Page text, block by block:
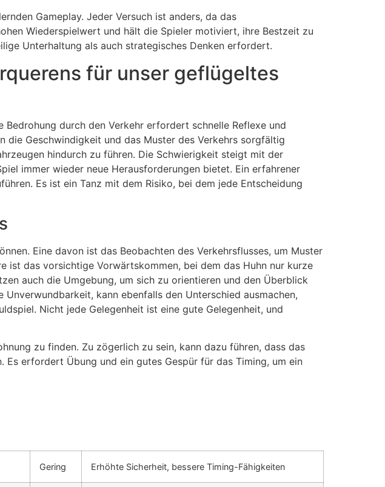
Gameplay. Jeder Versuch ist anders, da das
Wiederspielwert und hält die Spieler motiviert, ihre Bestzeit zu
Unterhaltung als auch strategisches Denken erfordert.
für unser geflügeltes
durch den Verkehr erfordert schnelle Reflexe und
die Geschwindigkeit und das Muster des Verkehrs sorgfältig
hindurch zu führen. Die Schwierigkeit steigt mit der
immer wieder neue Herausforderungen bietet. Ein erfahrener
Es ist ein Tanz mit dem Risiko, bei dem jede Entscheidung
Eine davon ist das Beobachten des Verkehrsflusses, um Muster
ist das vorsichtige Vorwärtskommen, bei dem das Huhn nur kurze
auch die Umgebung, um sich zu orientieren und den Überblick
kann ebenfalls den Unterschied ausmachen,
Nicht jede Gelegenheit ist eine gute Gelegenheit, und
zu finden. Zu zögerlich zu sein, kann dazu führen, dass das
erfordert Übung und ein gutes Gespür für das Timing, um ein
Gering Erhöhte Sicherheit, bessere Timing-Fähigkeiten